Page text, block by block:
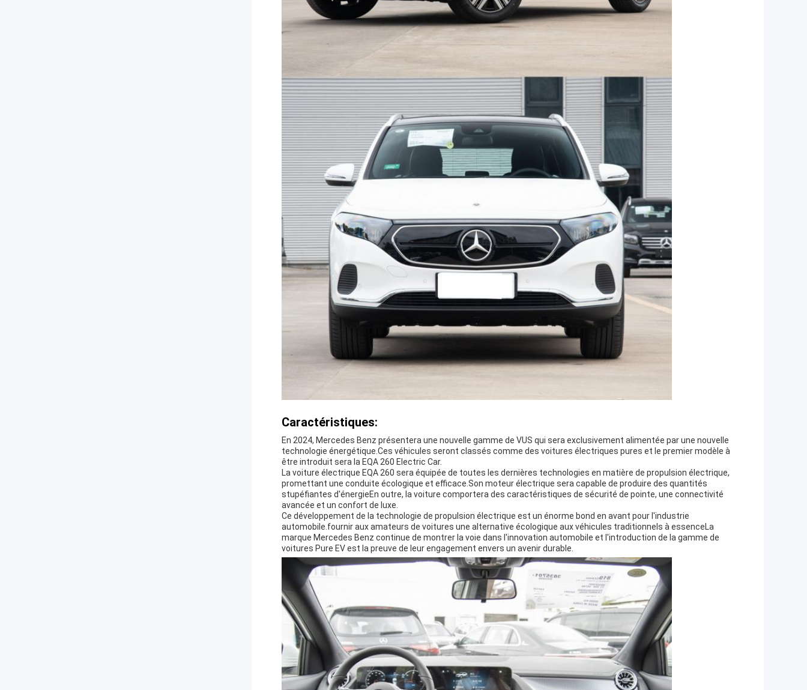
Caractéristiques:
En 2024, Mercedes Benz présentera une nouvelle gamme de VUS qui sera exclusivement alimentée par une nouvelle
technologie énergétique.Ces véhicules seront classés comme des voitures électriques pures et le premier modèle à
être introduit sera la EQA 260 Electric Car.
La voiture électrique EQA 260 sera équipée de toutes les dernières technologies en matière de propulsion électrique,
promettant une conduite écologique et efficace.Son moteur électrique sera capable de produire des quantités
stupéfiantes d'énergieEn outre, la voiture comportera des caractéristiques de sécurité de pointe, une connectivité
avancée et un confort de luxe.
Ce développement de la technologie de propulsion électrique est un énorme bond en avant pour l'industrie
automobile.fournir aux amateurs de voitures une alternative écologique aux véhicules traditionnels à essenceLa
marque Mercedes Benz continue de montrer la voie dans l'innovation automobile et l'introduction de la gamme de
voitures Pure EV est la preuve de leur engagement envers un avenir durable.